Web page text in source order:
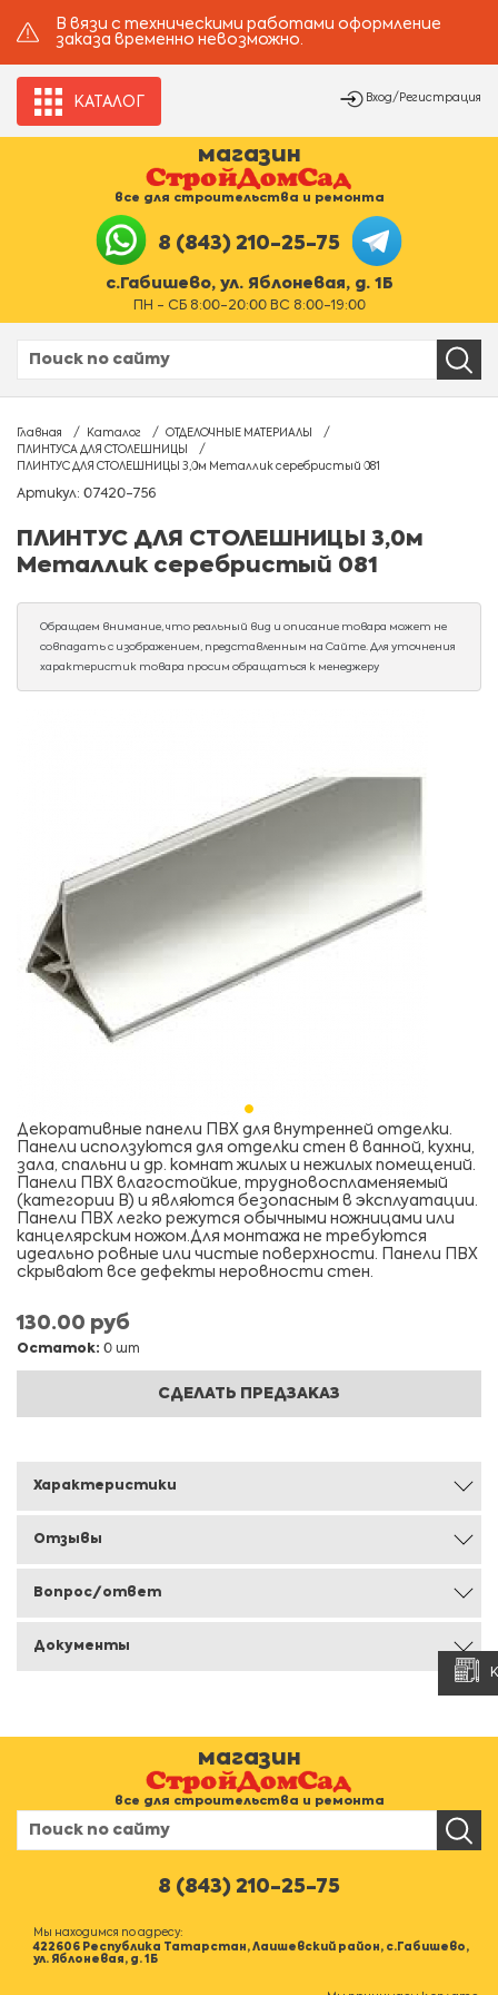
В вязи с техническими работами оформление
заказа временно невозможно.
КАТАЛОГ Вход/Регистрация
магазин
все для строительства и ремонта
8 (843) 210-25-75
с.Габишево, ул. Яблоневая, д. 1Б
ПН - СБ 8:00-20:00 ВС 8:00-19:00
Главная Каталог
ОТДЕЛОЧНЫЕ МАТЕРИАЛЫ
ПЛИНТУСА ДЛЯ СТОЛЕШНИЦЫ
ПЛИНТУС ДЛЯ СТОЛЕШНИЦЫ 3,0м Металлик серебристый 081
Артикул: 07420-756
ПЛИНТУС ДЛЯ СТОЛЕШНИЦЫ 3,0м
Металлик серебристый 081
Обращаем внимание, что реальный вид и описание товара может не
совпадать с изображением, представленным на Сайте. Для уточнения
характеристик товара просим обращаться к менеджеру
Декоративные панели ПВХ для внутренней отделки.
Панели исползуются для отделки стен в ванной, кухни,
зала, спальни и др. комнат жилых и нежилых помещений.
Панели ПВХ влагостойкие, трудновоспламеняемый
(категории В) и являются безопасным в эксплуатации.
Панели ПВХ легко режутся обычными ножницами или
канцелярским ножом.Для монтажа не требуются
идеально ровные или чистые поверхности. Панели ПВХ
скрывают все дефекты неровности стен.
130.00 руб
Остаток: 0 шт
СДЕЛАТЬ ПРЕДЗАКАЗ
Характеристики
Отзывы
Вопрос/ответ
Документы
магазин
все для строительства и ремонта
8 (843) 210-25-75
Мы находимся по адресу:
422606 Республика Татарстан, Лаишевский район, с.Габишево,
ул. Яблоневая, д. 1Б